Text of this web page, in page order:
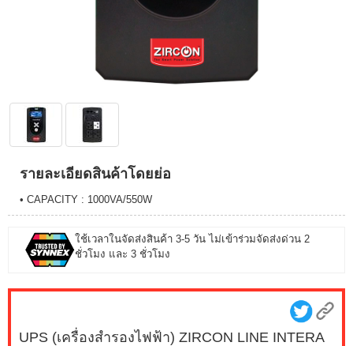
รายละเอียดสินค้าโดยย่อ
• CAPACITY : 1000VA/550W
ใช้เวลาในจัดส่งสินค้า 3-5 วัน ไม่เข้าร่วมจัดส่งด่วน 2
ชั่วโมง และ 3 ชั่วโมง
UPS (เครื่องสำรองไฟฟ้า) ZIRCON LINE INTERA